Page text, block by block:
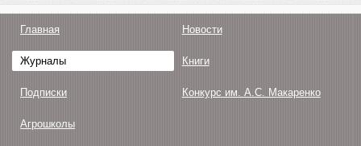
Главная Новости
Журналы Книги
Подписки Конкурс им. А.С. Макаренко
Агрошколы